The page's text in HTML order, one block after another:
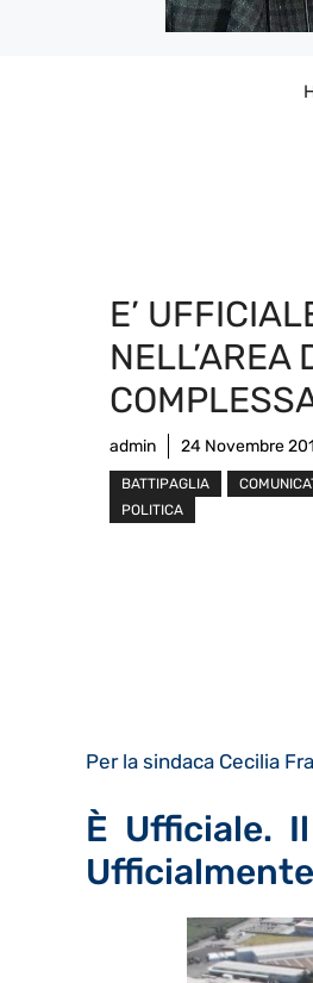
E’
NELL’AREA
admin 24 Novembre
BATTIPAGLIA
POLITICA
Per la sindaca Cecilia
È Ufficiale.